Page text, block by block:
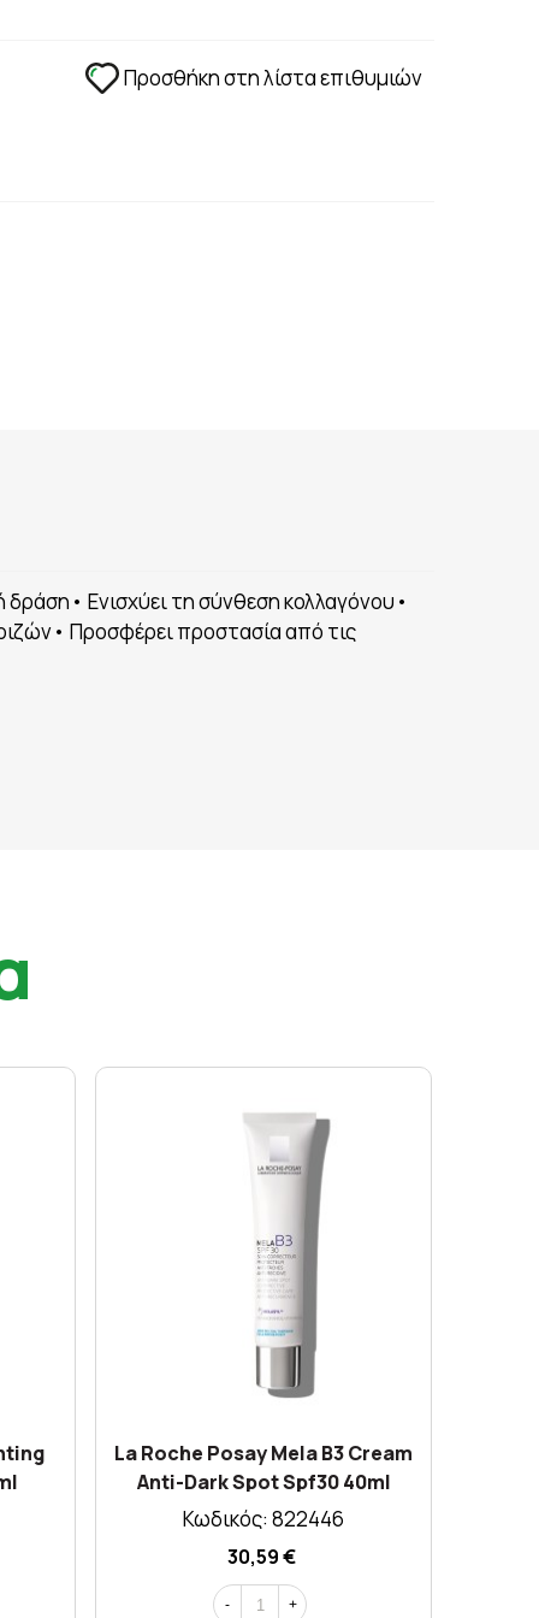
ΥΠΟΓΟΝΙΜΟΤΗΤΑ
Προσθήκη στη λίστα επιθυμιών
δράση• Ενισχύει τη σύνθεση κολλαγόνου•
Προσφέρει προστασία από τις
La Roche Posay Mela B3 Cream
Anti-Dark Spot Spf30 40ml
Κωδικός: 822446
30,59 €
- +